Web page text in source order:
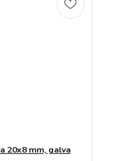
20x8 mm, galva